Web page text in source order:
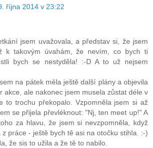
října 2014 v 23:22
jsem uvažovala, a představ si, že jsem
k takovým úvahám, že nevím, co bych ti
bych se nestyděla! :-D A to už nejsem
na pátek měla ještě další plány a objevila
akce, ale nakonec jsem musela zůstat déle v
to trochu překopalo. Vzpomněla jsem si až
se přijela převléknout: "Nj, ten meet up!" A
za hlavu, že jsem si nevzpomněla, když
z práce - ještě bych tě asi na otočku stihla. :-)
že sis to užila a že tě to nabilo.